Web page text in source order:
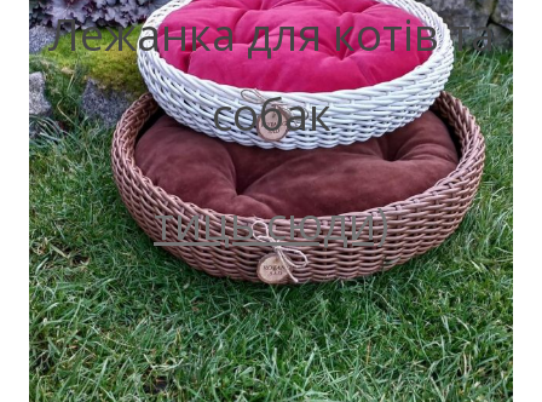
Лежанка для котів та
собак
тиць сюди)